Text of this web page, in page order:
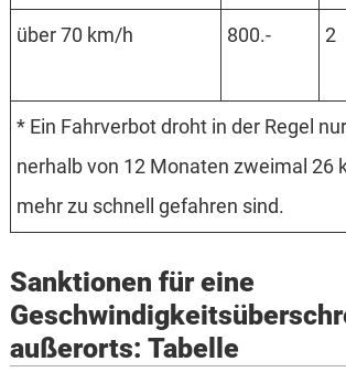
über 70 km/h 800.- 2
* Ein Fahr­verbot droht in der Regel
ner­halb von 12 Mo­na­ten zwei­mal 26
mehr zu schnell ge­fah­ren sind.
Sanktionen für eine
außerorts: Tabelle